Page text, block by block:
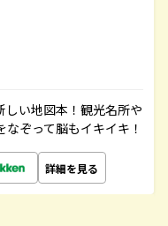
しい地図本！観光名所や
ぞって脳もイキイキ！
詳細を見る